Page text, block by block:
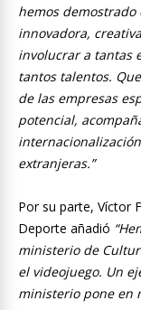
hemos
innovadora,
involucrar a tantas
tantos talentos.
de las empresas
potencial,
extranjeras.”
Por su parte, Víctor
Deporte añadió
ministerio de
el videojuego. Un
ministerio pone en